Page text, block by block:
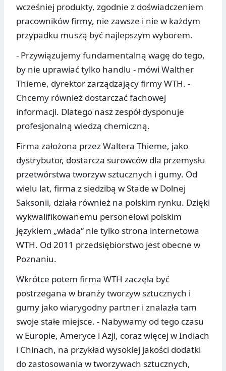
wcześniej produkty, zgodnie z doświadczeniem
pracowników firmy, nie zawsze i nie w każdym
przypadku muszą być najlepszym wyborem.
- Przywiązujemy fundamentalną wagę do tego,
by nie uprawiać tylko handlu - mówi Walther
Thieme, dyrektor zarządzający firmy WTH. -
Chcemy również dostarczać fachowej
informacji. Dlatego nasz zespół dysponuje
profesjonalną wiedzą chemiczną.
Firma założona przez Waltera Thieme, jako
dystrybutor, dostarcza surowców dla przemysłu
przetwórstwa tworzyw sztucznych i gumy. Od
wielu lat, firma z siedzibą w Stade w Dolnej
Saksonii, działa również na polskim rynku. Dzięki
wykwalifikowanemu personelowi polskim
językiem „włada“ nie tylko strona internetowa
WTH. Od 2011 przedsiębiorstwo jest obecne w
Poznaniu.
Wkrótce potem firma WTH zaczęła być
postrzegana w branży tworzyw sztucznych i
gumy jako wiarygodny partner i znalazła tam
swoje stałe miejsce. - Nabywamy od tego czasu
w Europie, Ameryce i Azji, coraz więcej w Indiach
i Chinach, na przykład wysokiej jakości dodatki
do zastosowania w tworzywach sztucznych,